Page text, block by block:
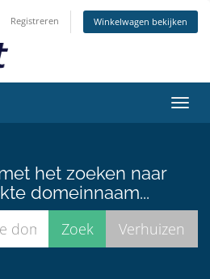
Registreren Winkelwagen bekijken
in-/
het zoeken naar
domeinnaam...